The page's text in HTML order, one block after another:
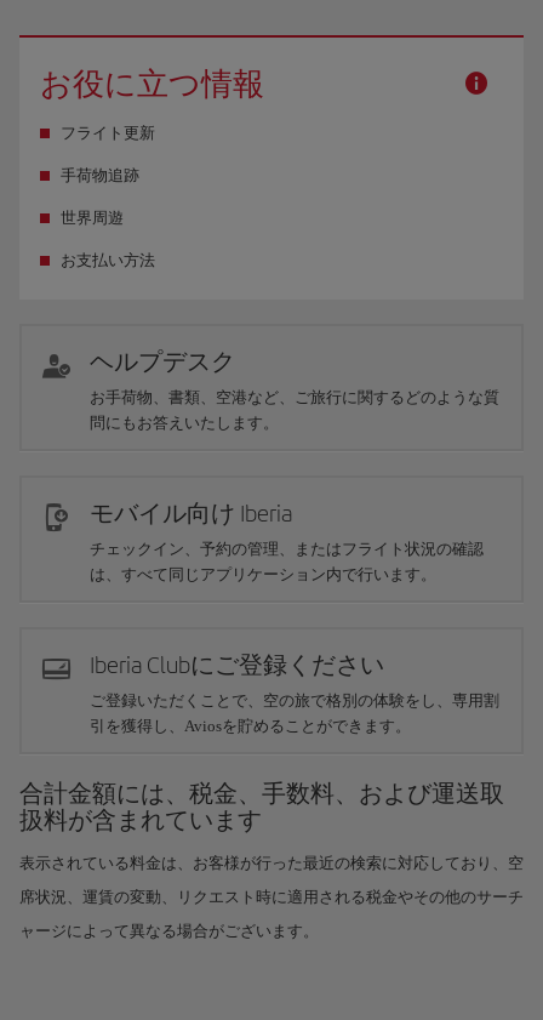
お役に立つ情報
フライト更新
手荷物追跡
世界周遊
お支払い方法
ヘルプデスク
お手荷物、書類、空港など、ご旅行に関するどのような質
問にもお答えいたします。
モバイル向け Iberia
チェックイン、予約の管理、またはフライト状況の確認
は、すべて同じアプリケーション内で行います。
Iberia Clubにご登録ください
ご登録いただくことで、空の旅で格別の体験をし、専用割
引を獲得し、Aviosを貯めることができます。
合計金額には、税金、手数料、および運送取
扱料が含まれています
表示されている料金は、お客様が行った最近の検索に対応しており、空
席状況、運賃の変動、リクエスト時に適用される税金やその他のサーチ
ャージによって異なる場合がございます。